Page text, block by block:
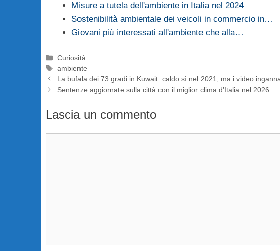
Misure a tutela dell'ambiente in Italia nel 2024
Sostenibilità ambientale dei veicoli in commercio in…
Giovani più interessati all'ambiente che alla…
Categorie
Curiosità
Tag
ambiente
La bufala dei 73 gradi in Kuwait: caldo sì nel 2021, ma i video
Sentenze aggiornate sulla città con il miglior clima d’Italia nel 2026
Lascia un commento